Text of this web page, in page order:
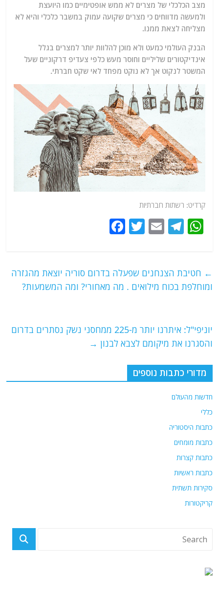
מצב הכלכלי של מצרים לא ממש אופטימיים כמו היועצת
ולמעשה מדווחים כי מצרים שקועה עמוק במשבר כלכלי והיא לא
מצליחה לצאת ממנו.
הבנק העולמי כמעט ולא מוכן להלוות יותר למצרים בגלל
אינדיקטורים שליליים וחוסר מעש כלפי צעדיפ דרקוניים שעל
המשטר לנקוט אך לא נוקט מפחד לאי שקט חברתי.
קרדיט: רשתות חברתיות
W
s
A
T
g
ra
E
l
T
er
e
b
k
← חטיבת הצנחנים שפעלה בדרום סוריה יוצאת מהגזרה
ומוחלפת בכוח מילואים . מה מאחורי? ומה המשמעות?
יוניפי"ל: איתרנו יותר מ-225 ממחסני נשק נסתרים בדרום
והסגרנו את מיקומם לצבא לבנון →
מדורי כתבות נוספים
חדשות מהעולם
כללי
כתבות היסטוריה
כתבות מומחים
כתבות קצרות
כתבות ראשיות
סקירות תשתית
קריקטורות